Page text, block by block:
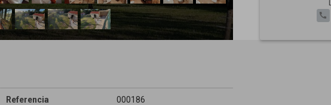
call
Referencia 000186